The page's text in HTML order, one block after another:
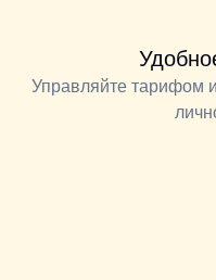
Управляйте тарифом